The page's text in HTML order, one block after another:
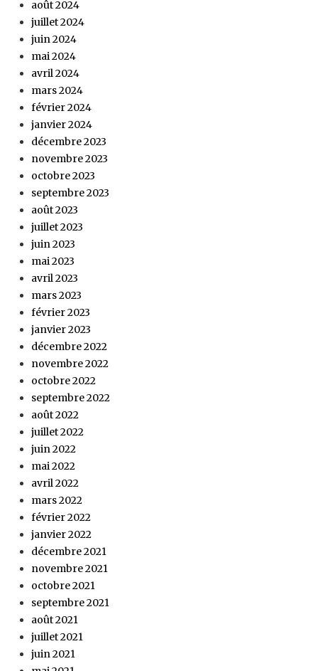
août 2024
juillet 2024
juin 2024
mai 2024
avril 2024
mars 2024
février 2024
janvier 2024
décembre 2023
novembre 2023
octobre 2023
septembre 2023
août 2023
juillet 2023
juin 2023
mai 2023
avril 2023
mars 2023
février 2023
janvier 2023
décembre 2022
novembre 2022
octobre 2022
septembre 2022
août 2022
juillet 2022
juin 2022
mai 2022
avril 2022
mars 2022
février 2022
janvier 2022
décembre 2021
novembre 2021
octobre 2021
septembre 2021
août 2021
juillet 2021
juin 2021